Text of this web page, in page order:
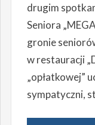
drugim
Seniora
gronie
w restauracji
„opłatkowej”
sympatyczni,